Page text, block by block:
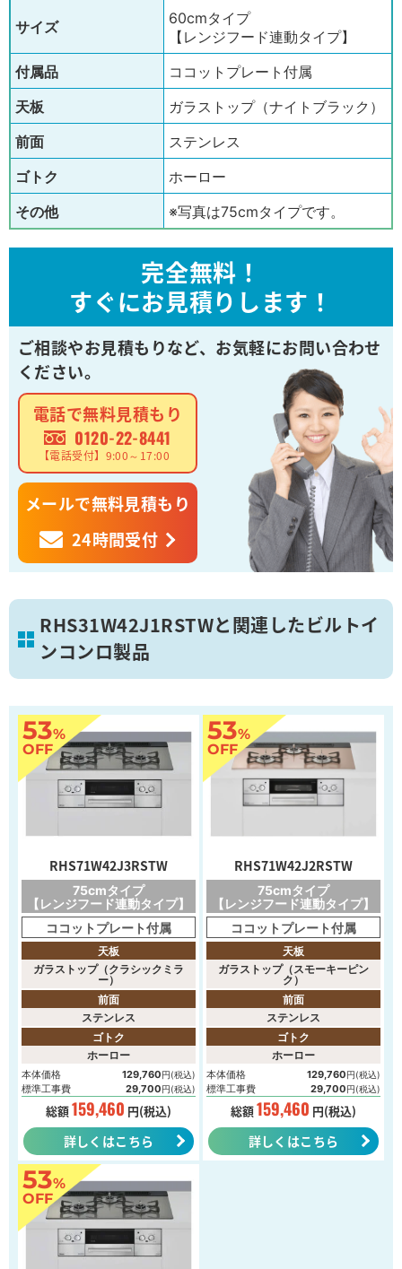
サイズ
60cmタイプ
【レンジフード連動タイプ】
付属品
ココットプレート付属
天板
ガラストップ（ナイトブラック）
前面
ステンレス
ゴトク
ホーロー
その他
※写真は75cmタイプです。
完全無料！
すぐにお見積りします！
ご相談やお見積もりなど、 お気軽にお問い合わせ
ください。
電話で無料見積もり
0120-22-8441
【電話受付】9:00～17:00
メールで無料見積もり
24時間受付
RHS31W42J1RSTWと関連したビルトイ
ンコンロ製品
53%
OFF
RHS71W42J3RSTW
75cmタイプ
【レンジフード連動タイプ】
ココットプレート付属
天板
ガラストップ（クラシックミラ
ー）
前面
ステンレス
ゴトク
ホーロー
本体価格 129,760円(税込)
標準工事費 29,700円(税込)
総額159,460 円(税込)
詳しくはこちら
53%
OFF
RHS71W42J2RSTW
75cmタイプ
【レンジフード連動タイプ】
ココットプレート付属
天板
ガラストップ（スモーキーピン
ク）
前面
ステンレス
ゴトク
ホーロー
本体価格 129,760円(税込)
標準工事費 29,700円(税込)
総額159,460 円(税込)
詳しくはこちら
53%
OFF